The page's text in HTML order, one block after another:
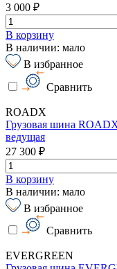
3 000 ₽
В корзину
В наличии: мало
В избранное
Сравнить
ROADX
Грузовая шина
ведущая
27 300 ₽
В корзину
В наличии: мало
В избранное
Сравнить
EVERGREEN